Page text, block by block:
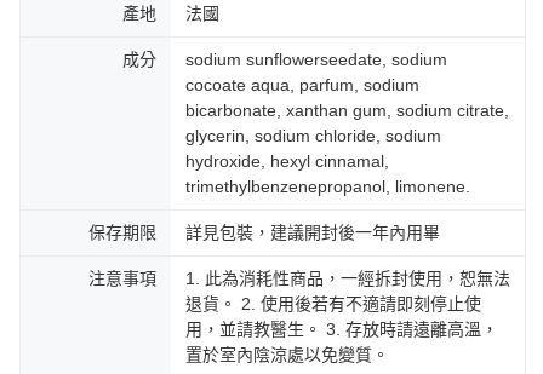
產地 法國
成分
sodium sunflowerseedate, sodium
cocoate aqua, parfum, sodium
bicarbonate, xanthan gum, sodium citrate,
glycerin, sodium chloride, sodium
hydroxide, hexyl cinnamal,
trimethylbenzenepropanol, limonene.
保存期限 詳見包裝，建議開封後一年內用畢
注意事項
1. 此為消耗性商品，一經拆封使用，恕無法
退貨。 2. 使用後若有不適請即刻停止使
用，並請教醫生。 3. 存放時請遠離高溫，
置於室內陰涼處以免變質。